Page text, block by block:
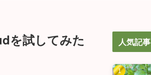
を試してみた
人気記事